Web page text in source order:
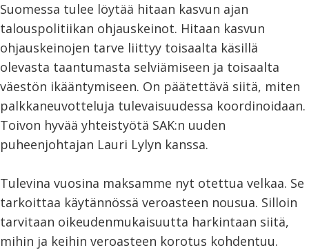
Suomessa tulee löytää hitaan kasvun ajan
talouspolitiikan ohjauskeinot. Hitaan kasvun
ohjauskeinojen tarve liittyy toisaalta käsillä
olevasta taantumasta selviämiseen ja toisaalta
väestön ikääntymiseen. On päätettävä siitä, miten
palkkaneuvotteluja tulevaisuudessa koordinoidaan.
Toivon hyvää yhteistyötä SAK:n uuden
puheenjohtajan Lauri Lylyn kanssa.
Tulevina vuosina maksamme nyt otettua velkaa. Se
tarkoittaa käytännössä veroasteen nousua. Silloin
tarvitaan oikeudenmukaisuutta harkintaan siitä,
mihin ja keihin veroasteen korotus kohdentuu.